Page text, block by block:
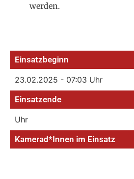
werden.
Einsatzbeginn
23.02.2025 - 07:03 Uhr
Einsatzende
Uhr
Kamerad*Innen im Einsatz